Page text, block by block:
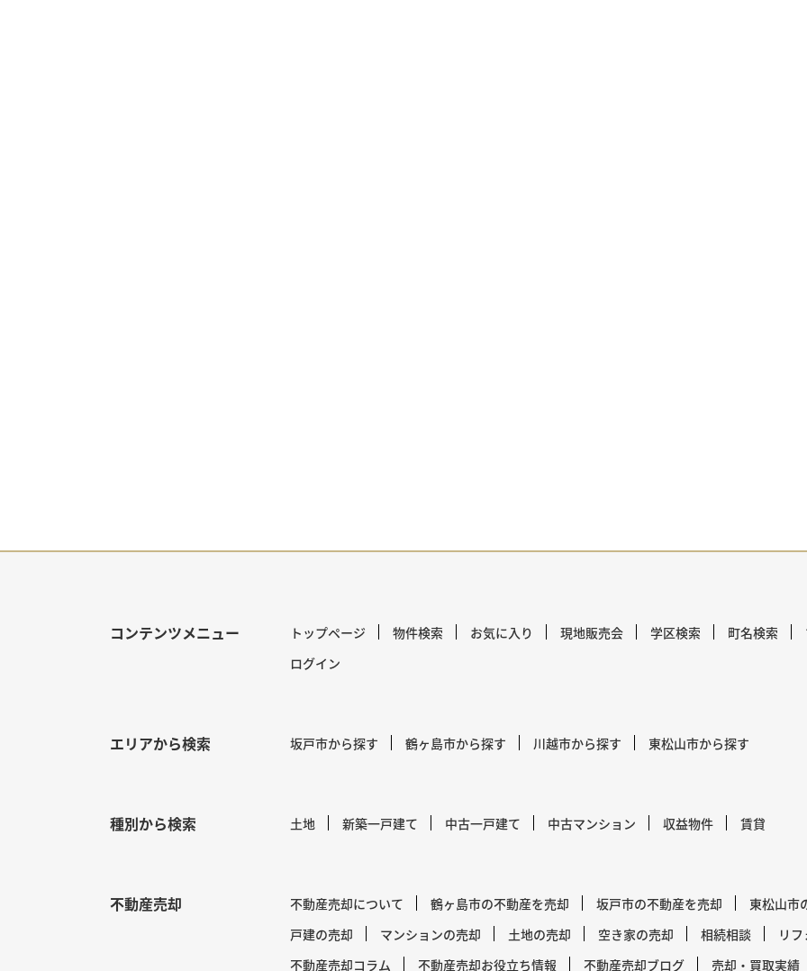
コンテンツメニュー トップページ 物件検索 お気に入り 現地販売会 学区検索 町名検索
ログイン
エリアから検索 坂戸市から探す 鶴ヶ島市から探す 川越市から探す 東松山市から探す
種別から検索 土地 新築一戸建て 中古一戸建て 中古マンション 収益物件 賃貸
不動産売却 不動産売却について 鶴ヶ島市の不動産を売却 坂戸市の不動産を売却
東松山市
戸建の売却
マンションの売却 土地の売却 空き家の売却 相続相談
リ
不動産売却コラム
不動産売却お役立ち情報 不動産売却ブログ 売却・買取実績